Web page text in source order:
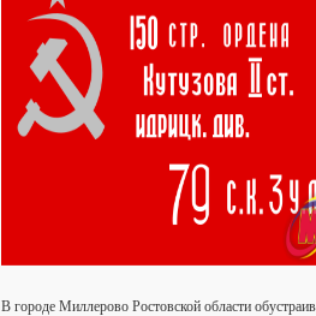
В городе Миллерово Ростовской области